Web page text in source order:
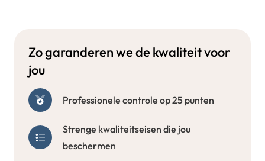
Zo garanderen we de kwaliteit voor
jou
Professionele controle op 25 punten
Strenge kwaliteitseisen die jou
beschermen